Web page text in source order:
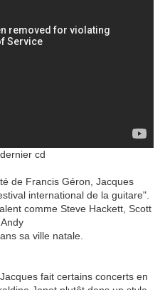
cd
de Francis Géron, Jacques
international de la guitare".
comme Steve Hackett, Scott
sa ville natale.
fait certains concerts en